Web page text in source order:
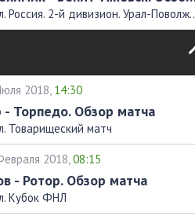
Футбол. Россия.
2018, 14:30
- Торпедо. Обзор матча
Товарищеский матч
2018,08:15
- Ротор. Обзор матча
Кубок ФНЛ